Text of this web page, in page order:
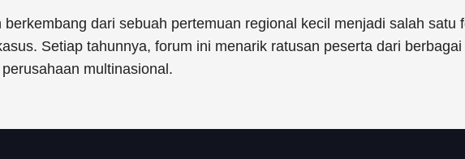
berkembang dari sebuah pertemuan regional kecil menjadi salah
Setiap tahunnya, forum ini menarik ratusan peserta dari
multinasional.